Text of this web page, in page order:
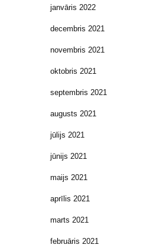
janvāris 2022
decembris 2021
novembris 2021
oktobris 2021
septembris 2021
augusts 2021
jūlijs 2021
jūnijs 2021
maijs 2021
aprīlis 2021
marts 2021
februāris 2021